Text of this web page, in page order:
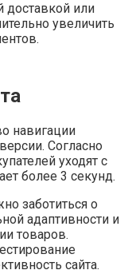
доставкой или
увеличить
навигации
Согласно
уходят с
более 3 секунд.
заботиться о
адаптивности и
товаров.
сайта.